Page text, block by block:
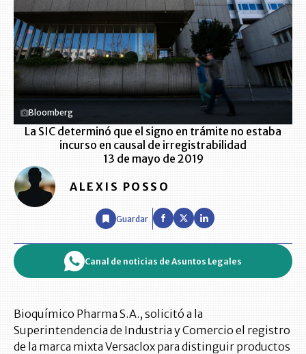
Bloomberg
La SIC determinó que el signo en trámite no estaba
incurso en causal de irregistrabilidad
13 de mayo de 2019
ALEXIS POSSO
Guardar
Canal de noticias de Asuntos Legales
Bioquímico Pharma S.A., solicitó a la
Superintendencia de Industria y Comercio el registro
de la marca mixta Versaclox para distinguir productos